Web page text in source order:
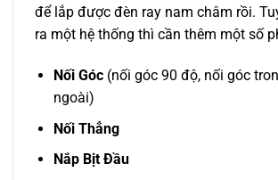
để lắp được đèn ray nam châm rồi.
ra một hệ thống thì cần thêm một số
Nối Góc (nối góc 90 độ, nối góc
ngoài)
Nối Thẳng
Nắp Bịt Đầu